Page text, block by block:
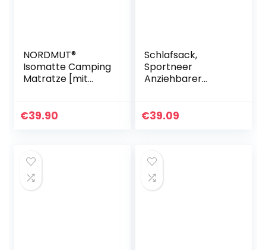
NORDMUT®
Isomatte Camping
Matratze [mit
Luftmatratze |
€39.90
Schlafsack,
Sportneer
Anziehbarer
tragbarer 4-
€39.09